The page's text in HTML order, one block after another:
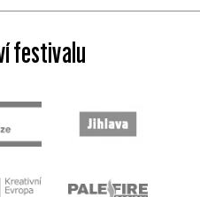
festivalu